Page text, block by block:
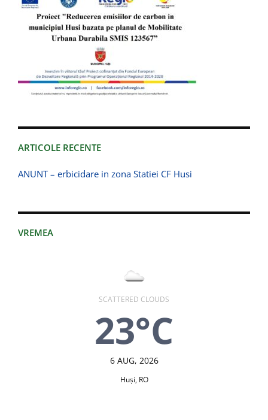
ARTICOLE RECENTE
ANUNT – erbicidare in zona Statiei CF Husi
VREMEA
SCATTERED CLOUDS
23°C
6 AUG, 2026
Huşi, RO